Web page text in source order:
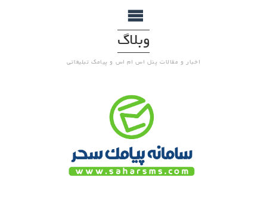
وبلاگ
اخبار و مقالات پنل اس ام اس و پیامک تبلیغاتی